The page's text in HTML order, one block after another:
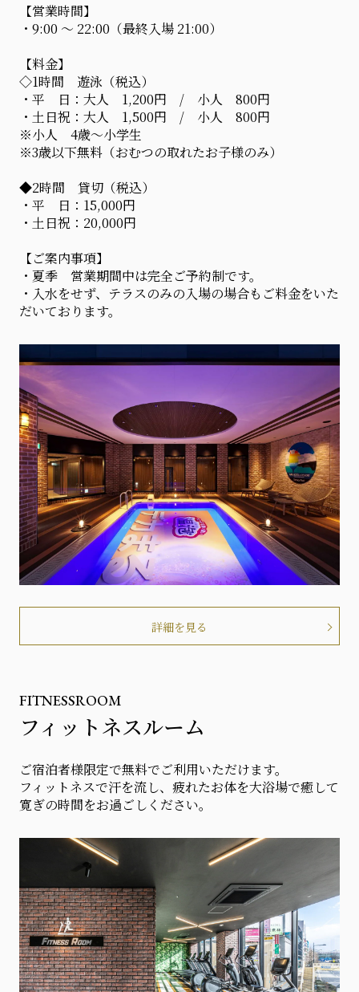
【営業時間】
・9:00 ～ 22:00（最終入場 21:00）
【料金】
◇1時間 遊泳（税込）
・平 日：大人 1,200円 / 小人 800円
・土日祝：大人 1,500円 / 小人 800円
※小人 4歳〜小学生
※3歳以下無料（おむつの取れたお子様のみ）
◆2時間 貸切（税込）
・平 日：15,000円
・土日祝：20,000円
【ご案内事項】
・夏季 営業期間中は完全ご予約制です。
・入水をせず、テラスのみの入場の場合もご料金をいた
だいております。
詳細を見る
FITNESSROOM
フィットネスルーム
ご宿泊者様限定で無料でご利用いただけます。
フィットネスで汗を流し、疲れたお体を大浴場で癒して
寛ぎの時間をお過ごしください。